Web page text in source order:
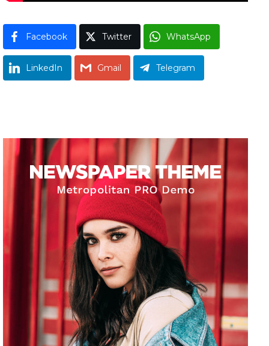
Facebook Twitter WhatsApp
LinkedIn Gmail Telegram